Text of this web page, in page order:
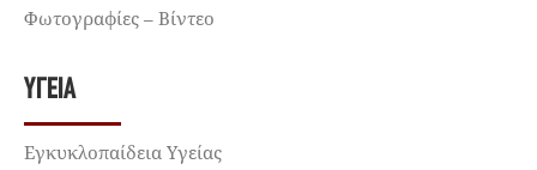
Φωτογραφίες – Βίντεο
ΥΓΕΊΑ
Εγκυκλοπαίδεια Υγείας